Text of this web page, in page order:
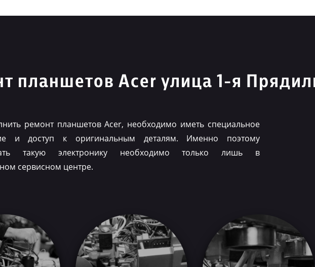
планшетов Acer улица 1-я
ремонт планшетов Acer, необходимо иметь специальное
и доступ к оригинальным деталям. Именно поэтому
такую электронику необходимо только лишь в
сервисном центре.